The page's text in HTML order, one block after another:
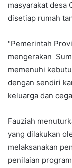
masyarakat desa
disetiap rumah
"Pemerintah
mengerakan
memenuhi
dengan sendiri
keluarga dan
Fauziah
yang dilakukan
melaksanakan
penilaian